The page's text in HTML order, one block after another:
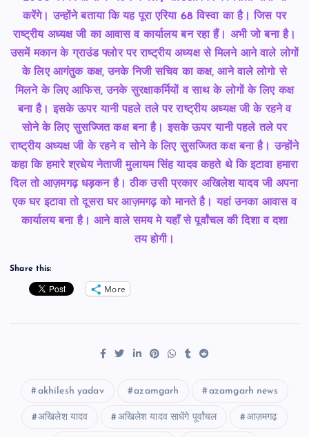
करेंगे। उन्होंने बताया कि यह पूरा एरिया 68 विस्वा का है। जिस पर
राष्ट्रीय अध्यक्ष जी का आवास व कार्यालय बन रहा हैं।
अभी जो बना है।
उसमें मकान के ग्राउंड फ्लोर पर राष्ट्रीय अध्यक्ष से मिलने आने वाले लोगों
के लिए आगंतुक कक्ष, उनके निजी सचिव का कक्ष, आने वाले लोगो से
मिलने के लिए आफिस, उनके सुरक्षाकर्मियों व साथ के लोगों के लिए कक्ष
बना है। इसके ऊपर यानी पहले तले पर राष्ट्रीय अध्यक्ष जी के रहने व
सोने के लिए सुसज्जित कक्ष बना है।इसके ऊपर यानी पहले तले पर
राष्ट्रीय अध्यक्ष जी के रहने व सोने के लिए सुसज्जित कक्ष बना है। उन्होंने
कहा कि हमारे श्रधेय नेताजी मुलायम सिंह यादव कहते थे कि इटावा हमारा
दिल तो आज़मगढ़ धड़कन है। ठीक उसी प्रकार अखिलेश यादव जी अपना
एक घर इटावा तो दूसरा घर आज़मगढ़ को मानते है। यहां उनका आवास व
कार्यालय बना है। आने वाले समय मे यहाँ से पूर्वांचल की दिशा व दशा
तयहोगी।
Share this:
More
akhilesh yadav azamgarh azamgarh news
अखिलेश यादव अखिलेश यादव साधेंगे पूर्वांचल आज़मगढ़